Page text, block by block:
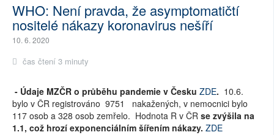
WHO: Není pravda, že asymptomatičtí
nositelé nákazy koronavirus nešíří
10. 6. 2020
čas čtení 3 minuty
- Údaje MZČR o průběhu pandemie v Česku ZDE. 10.6.
bylo v ČR registrováno 9751
nakažených, v nemocnici bylo
117 osob a 328 osob zemřelo. Hodnota R v ČR se zvýšila na
1.1, což hrozí exponenciálním šířením nákazy. ZDE